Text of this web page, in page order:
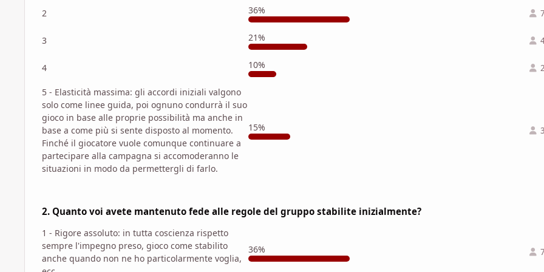
2 36%
3 21%
4 10%
5 - Elasticità massima: gli accordi iniziali valgono
solo come linee guida, poi ognuno condurrà il suo
gioco in base alle proprie possibilità ma anche in
base a come più si sente disposto al momento.
Finché il giocatore vuole comunque continuare a
partecipare alla campagna si accomoderanno le
situazioni in modo da permettergli di farlo.
15%
2. Quanto voi avete mantenuto fede alle regole del gruppo stabilite inizialmente?
1 - Rigore assoluto: in tutta coscienza rispetto
sempre l'impegno preso, gioco come stabilito
anche quando non ne ho particolarmente voglia,
36%